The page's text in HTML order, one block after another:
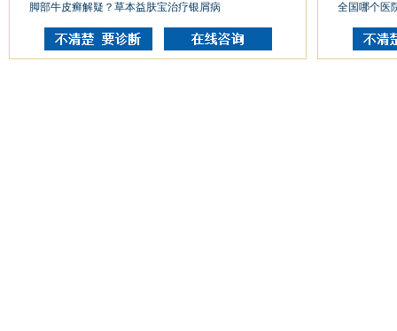
脚部牛皮癣解疑？草本益肤宝治疗银屑病
全国哪个医